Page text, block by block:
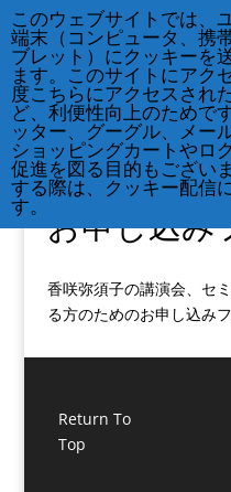
212-677-8621
お申し込み
香咲弥須子の講演会、セ
る方のためのお申し込み
Return To
Top
このウェブサイトでは、
端末（コンピュータ、携
ブレット）にクッキーを
ます。このサイトにアク
度こちらにアクセスされ
ど、利便性向上のためで
ッター、グーグル、メー
ショッピングカートやロ
促進を図る目的もござい
する際は、クッキー配信
す。